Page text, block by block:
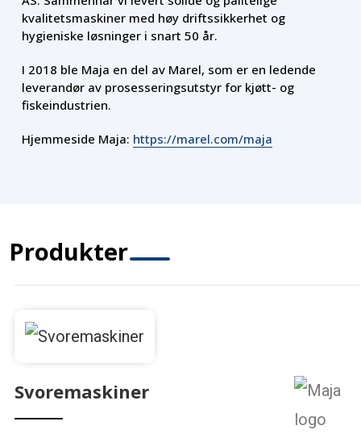
kvalitetsmaskiner med høy driftssikkerhet og
hygieniske løsninger i snart 50 år.
I 2018 ble Maja en del av Marel, som er en ledende
leverandør av prosesseringsutstyr for kjøtt- og
fiskeindustrien.
Hjemmeside Maja: https://marel.com/maja
Produkter
Svoremaskiner